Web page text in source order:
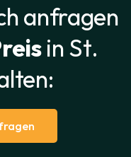
anfragen
in St.